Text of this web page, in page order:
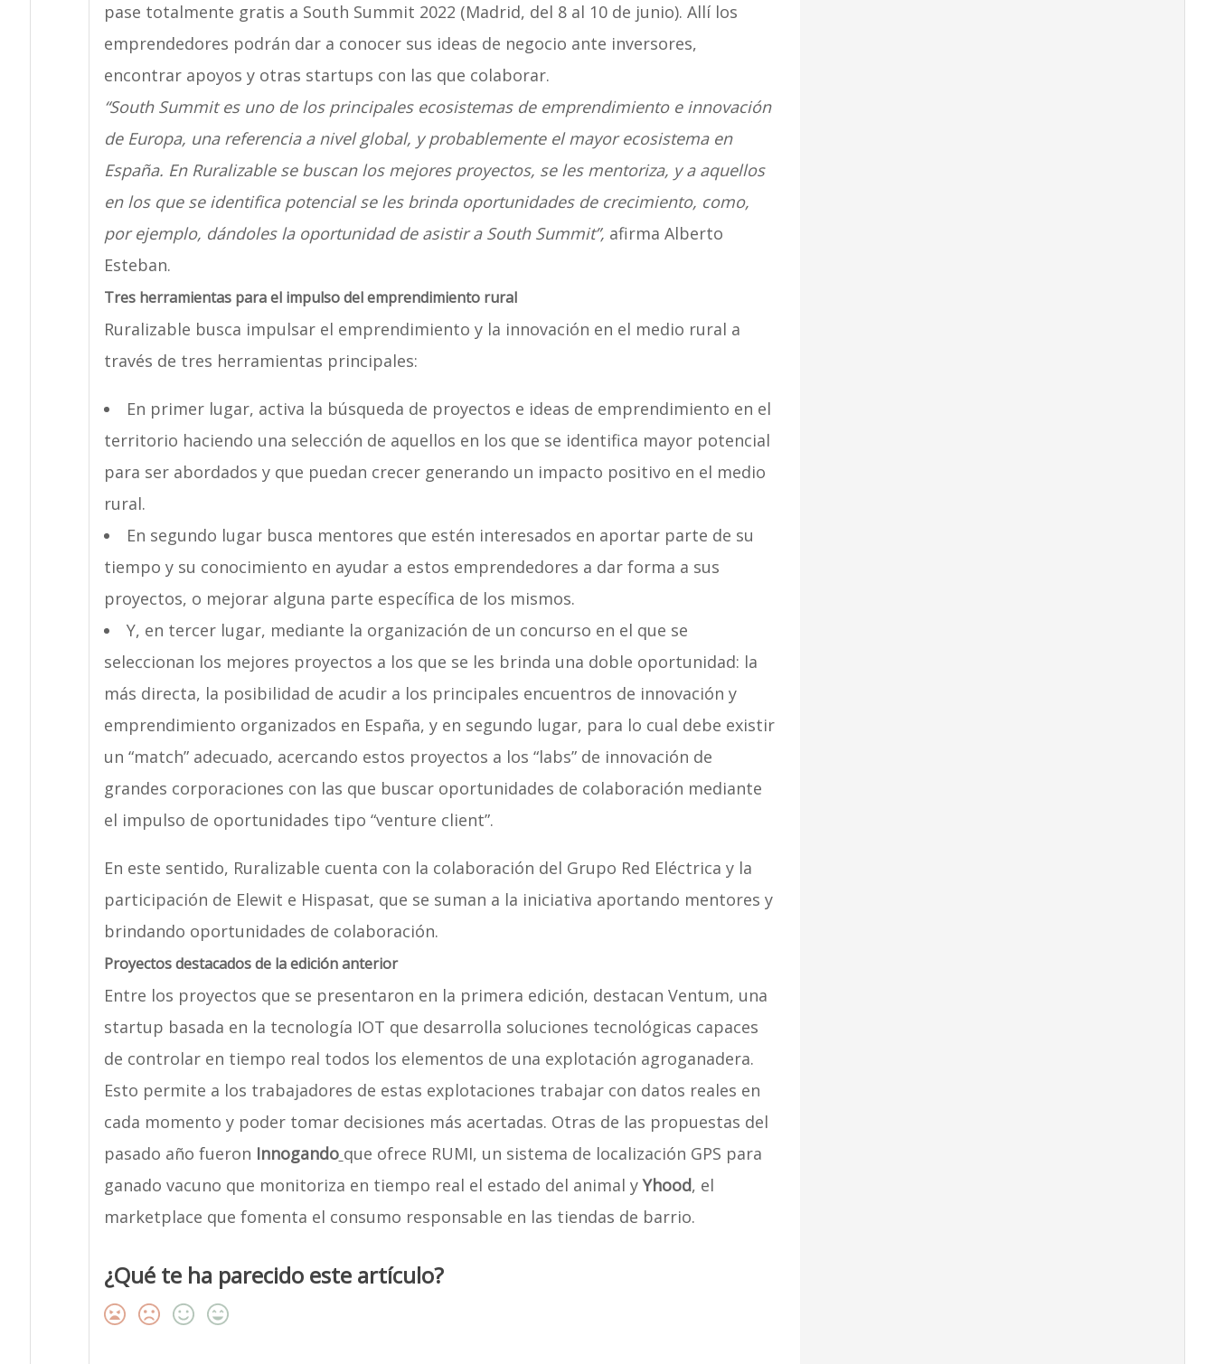
pase totalmente gratis a South Summit 2022 (Madrid, del 8 al 10 de junio). Allí los
emprendedores podrán dar a conocer sus ideas de negocio ante inversores,
encontrar apoyos y otras startups con las que colaborar.
“South Summit es uno de los principales ecosistemas de emprendimiento e innovación
de Europa, una referencia a nivel global, y probablemente el mayor ecosistema en
España. En Ruralizable se buscan los mejores proyectos, se les mentoriza, y a aquellos
en los que se identifica potencial se les brinda oportunidades de crecimiento, como,
por ejemplo, dándoles la oportunidad de asistir a South Summit”, afirma Alberto
Esteban.
Tres herramientas para el impulso del emprendimiento rural
Ruralizable busca impulsar el emprendimiento y la innovación en el medio rural a
través de tres herramientas principales:
En primer lugar, activa la búsqueda de proyectos e ideas de emprendimiento en el
territorio haciendo una selección de aquellos en los que se identifica mayor potencial
para ser abordados y que puedan crecer generando un impacto positivo en el medio
rural.
En segundo lugar busca mentores que estén interesados en aportar parte de su
tiempo y su conocimiento en ayudar a estos emprendedores a dar forma a sus
proyectos, o mejorar alguna parte específica de los mismos.
Y, en tercer lugar, mediante la organización de un concurso en el que se
seleccionan los mejores proyectos a los que se les brinda una doble oportunidad: la
más directa, la posibilidad de acudir a los principales encuentros de innovación y
emprendimiento organizados en España, y en segundo lugar, para lo cual debe existir
un “match” adecuado, acercando estos proyectos a los “labs” de innovación de
grandes corporaciones con las que buscar oportunidades de colaboración mediante
el impulso de oportunidades tipo “venture client”.
En este sentido, Ruralizable cuenta con la colaboración del Grupo Red Eléctrica y la
participación de Elewit e Hispasat, que se suman a la iniciativa aportando mentores y
brindando oportunidades de colaboración.
Proyectos destacados de la edición anterior
Entre los proyectos que se presentaron en la primera edición, destacan Ventum, una
startup basada en la tecnología IOT que desarrolla soluciones tecnológicas capaces
de controlar en tiempo real todos los elementos de una explotación agroganadera.
Esto permite a los trabajadores de estas explotaciones trabajar con datos reales en
cada momento y poder tomar decisiones más acertadas. Otras de las propuestas del
pasado año fueron Innogando que ofrece RUMI, un sistema de localización GPS para
ganado vacuno que monitoriza en tiempo real el estado del animal yYhood, el
marketplace que fomenta el consumo responsable en las tiendas de barrio.
¿Qué te ha parecido este artículo?